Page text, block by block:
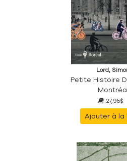
Lord,
Petite Histoire
27,95$
Ajouter à la